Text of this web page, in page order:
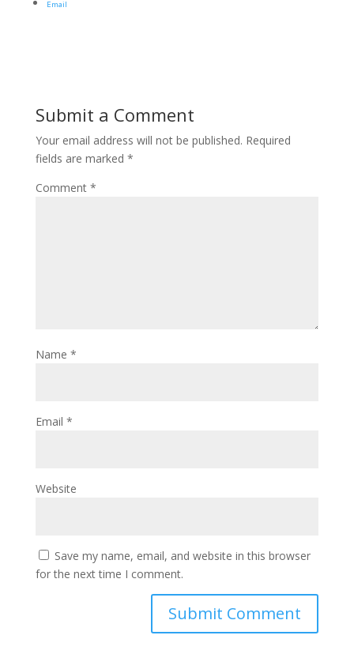
Email
Submit a Comment
Your email address will not be published. Required
fields are marked *
Comment *
Name *
Email *
Website
Save my name, email, and website in this browser
for the next time I comment.